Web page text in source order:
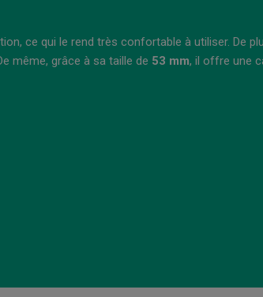
ce qui le rend très confortable à utiliser. De
même, grâce à sa taille de 53 mm, il offre une